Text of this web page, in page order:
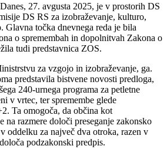
27. avgusta 2025, je v prostorih DS
DS RS za izobraževanje, kulturo,
Glavna točka dnevnega reda je bila
o spremembah in dopolnitvah Zakona o
tudi predstavnica ZOS.
za vzgojo in izobraževanje, ga.
predstavila bistvene novosti predloga,
240-urnega programa za petletne
v vrtec, ter spremembe glede
Ta omogoča, da občina kot
na razmere določi preseganje zakonsko
oddelku za največ dva otroka, razen v
podzakonski predpis.